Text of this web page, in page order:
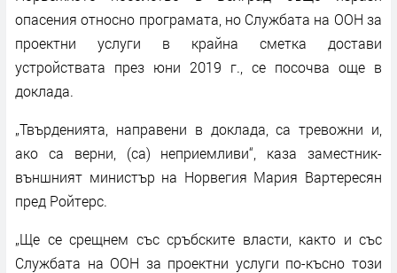
опасения относно програмата, но Службата на ООН за
проектни услуги в крайна сметка достави
устройствата през юни 2019 г., се посочва още в
доклада.
„Твърденията, направени в доклада, са тревожни и,
ако са верни, (са) неприемливи“, каза заместник-
външният министър на Норвегия Мария Вартересян
пред Ройтерс.
„Ще се срещнем със сръбските власти, както и със
Службата на ООН за проектни услуги по-късно този